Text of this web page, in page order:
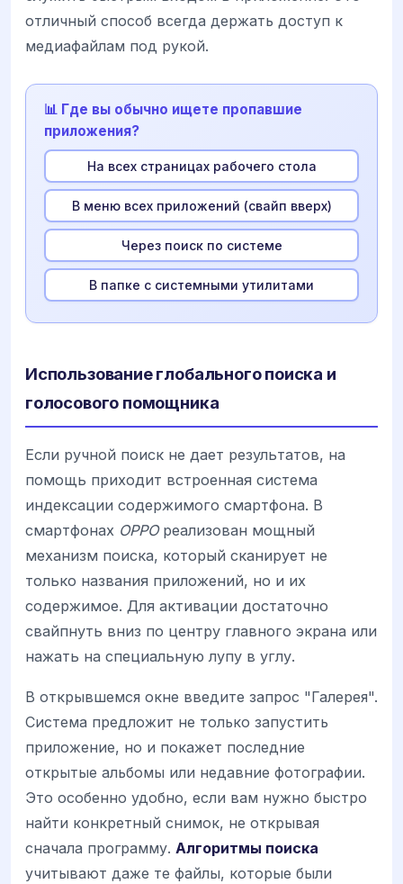
отличный способ всегда держать доступ к
медиафайлам под рукой.
📊 Где вы обычно ищете пропавшие
приложения?
На всех страницах рабочего стола
В меню всех приложений (свайп вверх)
Через поиск по системе
В папке с системными утилитами
Использование глобального поиска и
голосового помощника
Если ручной поиск не дает результатов, на
помощь приходит встроенная система
индексации содержимого смартфона. В
смартфонах OPPOреализован мощный
механизм поиска, который сканирует не
только названия приложений, но и их
содержимое. Для активации достаточно
свайпнуть вниз по центру главного экрана или
нажать на специальную лупу в углу.
В открывшемся окне введите запрос "Галерея".
Система предложит не только запустить
приложение, но и покажет последние
открытые альбомы или недавние фотографии.
Это особенно удобно, если вам нужно быстро
найти конкретный снимок, не открывая
сначала программу. Алгоритмы поиска
учитывают даже те файлы, которые были